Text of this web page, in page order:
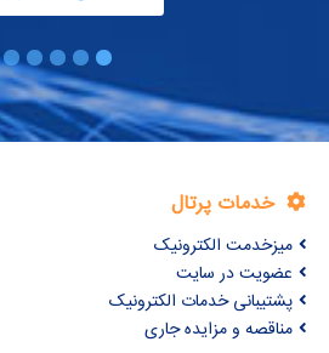
خدمات پرتال
میزخدمت الکترونیک
عضویت در سایت
پشتیبانی خدمات الکترونیک
مناقصه و مزایده جاری